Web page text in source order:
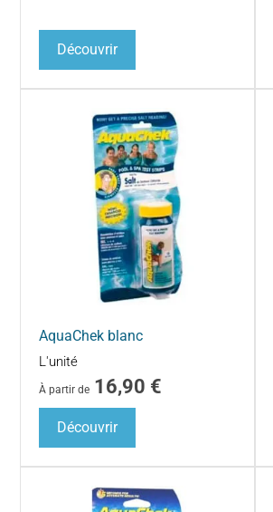
Découvrir
AquaChek blanc
L'unité
À partir de 16,90 €
Découvrir